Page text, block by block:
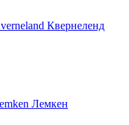
Квернеленд
Лемкен